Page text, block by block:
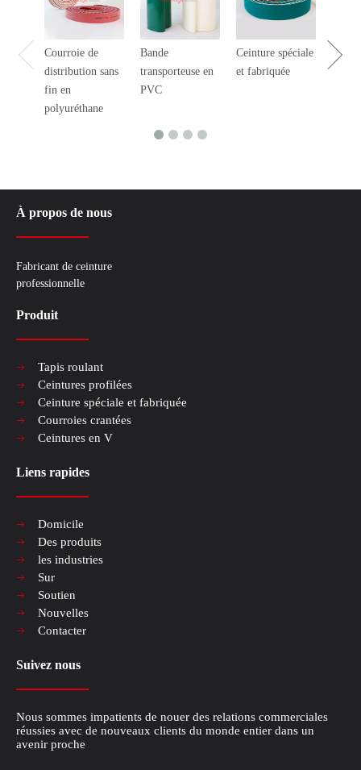
Courroie de
distribution sans
fin en
polyuréthane
Bande
transporteuse en
PVC
Ceinture spéciale
et fabriquée
À propos de nous
Fabricant de ceinture
professionnelle
Produit
Tapis roulant
Ceintures profilées
Ceinture spéciale et fabriquée
Courroies crantées
Ceintures en V
Liens rapides
Domicile
Des produits
les industries
Sur
Soutien
Nouvelles
Contacter
Suivez nous
Nous sommes impatients de nouer des relations commerciales
réussies avec de nouveaux clients du monde entier dans un
avenir proche